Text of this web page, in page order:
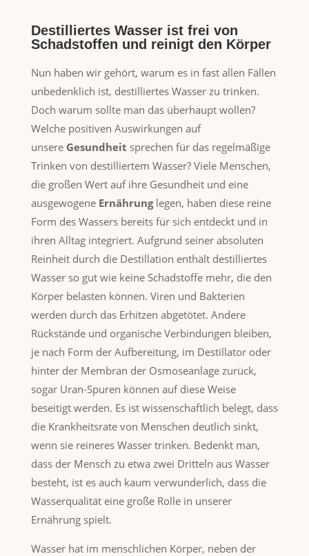
Destilliertes Wasser ist frei von
Schadstoffen und reinigt den Körper
Nun haben wir gehört, warum es in fast allen Fällen
unbedenklich ist, destilliertes Wasser zu trinken.
Doch warum sollte man das überhaupt wollen?
Welche positiven Auswirkungen auf
unsere Gesundheit sprechen für das regelmäßige
Trinken von destilliertem Wasser? Viele Menschen,
die großen Wert auf ihre Gesundheit und eine
ausgewogeneErnährunglegen, haben diese reine
Form des Wassers bereits für sich entdeckt und in
ihren Alltag integriert. Aufgrund seiner absoluten
Reinheit durch die Destillation enthält destilliertes
Wasser so gut wie keine Schadstoffe mehr, die den
Körper belasten können. Viren und Bakterien
werden durch das Erhitzen abgetötet. Andere
Rückstände und organische Verbindungen bleiben,
je nach Form der Aufbereitung, im Destillator oder
hinter der Membran der Osmoseanlage zurück,
sogar Uran-Spuren können auf diese Weise
beseitigt werden. Es ist wissenschaftlich belegt, dass
die Krankheitsrate von Menschen deutlich sinkt,
wenn sie reineres Wasser trinken. Bedenkt man,
dass der Mensch zu etwa zwei Dritteln aus Wasser
besteht, ist es auch kaum verwunderlich, dass die
Wasserqualität eine große Rolle in unserer
Ernährung spielt.
Wasser hat im menschlichen Körper, neben der